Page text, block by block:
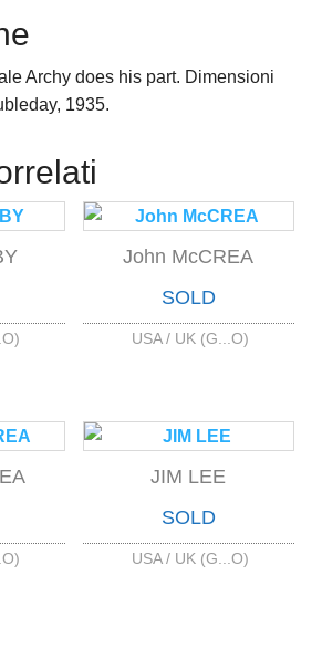
Archy does his part. Dimensioni
1935.
John McCREA
SOLD
USA / UK (G...O)
JIM LEE
SOLD
USA / UK (G...O)